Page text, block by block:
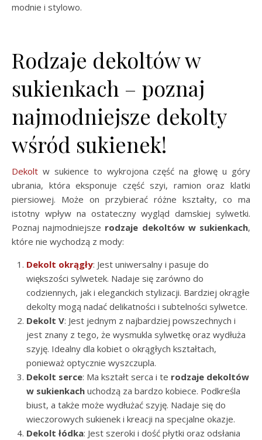
modnie i stylowo.
Rodzaje dekoltów w
sukienkach – poznaj
najmodniejsze dekolty
wśród sukienek!
Dekolt w sukience to wykrojona część na głowę u góry
ubrania, która eksponuje część szyi, ramion oraz klatki
piersiowej. Może on przybierać różne kształty, co ma
istotny wpływ na ostateczny wygląd damskiej sylwetki.
Poznaj najmodniejsze rodzaje dekoltów w sukienkach,
które nie wychodzą z mody:
Dekolt okrągły: Jest uniwersalny i pasuje do
większości sylwetek. Nadaje się zarówno do
codziennych, jak i eleganckich stylizacji. Bardziej okrągłe
dekolty mogą nadać delikatności i subtelności sylwetce.
Dekolt V: Jest jednym z najbardziej powszechnych i
jest znany z tego, że wysmukla sylwetkę oraz wydłuża
szyję. Idealny dla kobiet o okrągłych kształtach,
ponieważ optycznie wyszczupla.
Dekolt serce: Ma kształt serca i te rodzaje dekoltów
w sukienkach uchodzą za bardzo kobiece. Podkreśla
biust, a także może wydłużać szyję. Nadaje się do
wieczorowych sukienek i kreacji na specjalne okazje.
Dekolt łódka: Jest szeroki i dość płytki oraz odsłania